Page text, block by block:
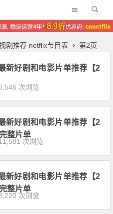
剧推荐 netflix节目表 第2页
新好剧和电影片单推荐【2
次浏览
新好剧和电影片单推荐【2
整片单
次浏览
新好剧和电影片单推荐【2
整片单
次浏览